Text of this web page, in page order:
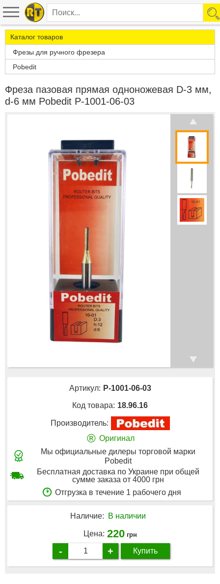
Каталог товаров
Фрезы для ручного фрезера
Pobedit
Фреза пазовая прямая одноножевая D-3 мм,
d-6 мм Pobedit P-1001-06-03
Артикул: P-1001-06-03
Код товара: 18.96.16
Производитель:
® Оригинал
Мы официальные дилеры торговой марки
Pobedit
Бесплатная доставка по Украине при общей
сумме заказа от 4000 грн
Отгрузка в течение 1 рабочего дня
Наличие: В наличии
Цена: 220 грн
- + Купить